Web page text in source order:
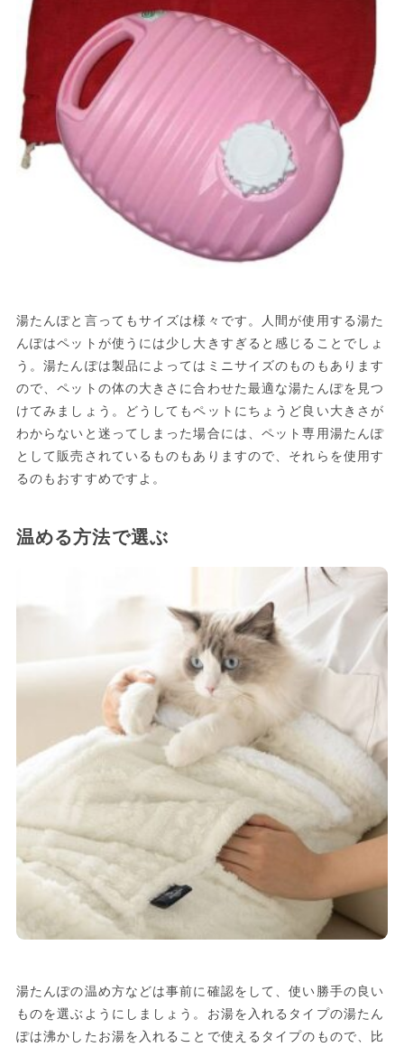
湯たんぽと言ってもサイズは様々です。人間が使用する湯た
んぽはペットが使うには少し大きすぎると感じることでしょ
う。湯たんぽは製品によってはミニサイズのものもあります
ので、ペットの体の大きさに合わせた最適な湯たんぽを見つ
けてみましょう。どうしてもペットにちょうど良い大きさが
わからないと迷ってしまった場合には、ペット専用湯たんぽ
として販売されているものもありますので、それらを使用す
るのもおすすめですよ。
温める方法で選ぶ
湯たんぽの温め方などは事前に確認をして、使い勝手の良い
ものを選ぶようにしましょう。お湯を入れるタイプの湯たん
ぽは沸かしたお湯を入れることで使えるタイプのもので、比